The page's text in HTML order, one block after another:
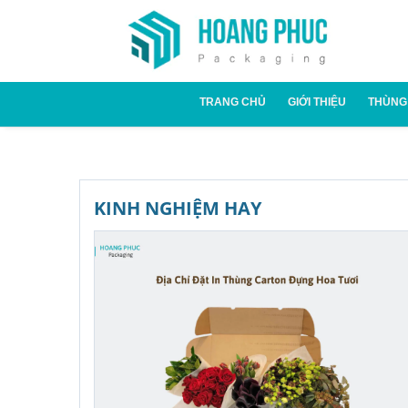
TRANG CHỦ GIỚI THIỆU
KINH NGHIỆM HAY